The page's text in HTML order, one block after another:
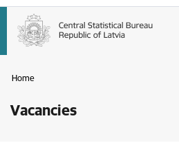
Home
Vacancies